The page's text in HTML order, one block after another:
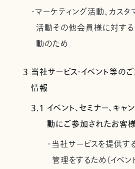
・マーケティング活動、カス
活動その他会員様に対す
動のため
3 当社サービス・イベント等の
情報
3.1 イベント、セミナー、キ
動にご参加されたお客
・当社サービスを提供す
管理をするため（イベ